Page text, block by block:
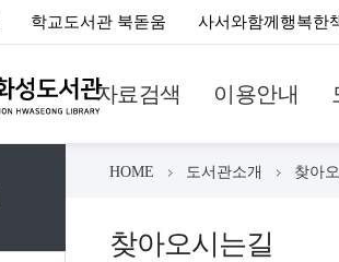
학교도서관 북돋움 사서와함께행복한
자료검색 이용안내
HOME 도서관소개 찾아
찾아오시는길